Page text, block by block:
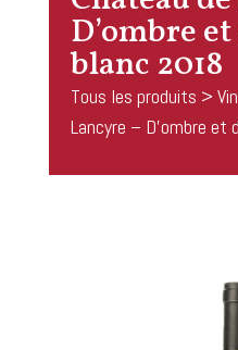
D’ombre
blanc 2018
Tous les produits >
Lancyre – D’ombre et